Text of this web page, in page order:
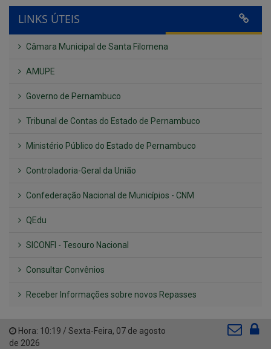
LINKS ÚTEIS
Câmara Municipal de Santa Filomena
AMUPE
Governo de Pernambuco
Tribunal de Contas do Estado de Pernambuco
Ministério Público do Estado de Pernambuco
Controladoria-Geral da União
Confederação Nacional de Municípios - CNM
QEdu
SICONFI - Tesouro Nacional
Consultar Convênios
Receber Informações sobre novos Repasses
Hora: 10:19 / Sexta-Feira, 07 de agosto
de 2026